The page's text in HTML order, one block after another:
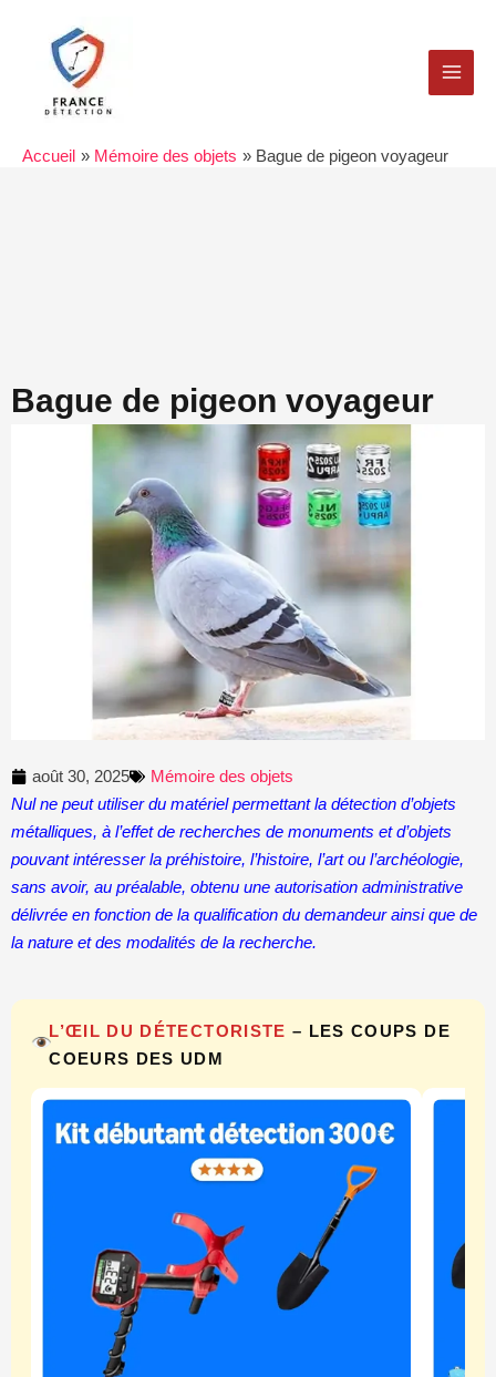
contenu
Accueil Mémoire des objets Bague de pigeon voyageur
Bague de pigeon voyageur
août 30, 2025
Mémoire des objets
Nul ne peut utiliser du matériel permettant la détection d’objets
métalliques, à l’effet de recherches de monuments et d’objets
pouvant intéresser la préhistoire, l’histoire, l’art ou l’archéologie,
sans avoir, au préalable, obtenu une autorisation administrative
délivrée en fonction de la qualification du demandeur ainsi que de
la nature et des modalités de la recherche.
L’ŒIL DU DÉTECTORISTE – LES COUPS DE
COEURS DES UDM